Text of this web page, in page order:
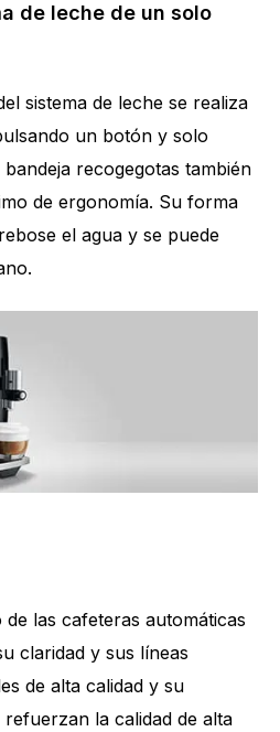
de leche de un solo
sistema de leche se realiza
un botón y solo
recogegotas también
de ergonomía. Su forma
el agua y se puede
las cafeteras automáticas
claridad y sus líneas
de alta calidad y su
la calidad de alta